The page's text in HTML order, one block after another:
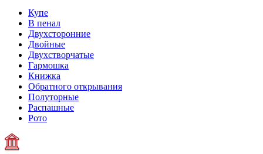
Купе
В пенал
Двухсторонние
Двойные
Двухстворчатые
Гармошка
Книжка
Обратного открывания
Полуторные
Распашные
Рото